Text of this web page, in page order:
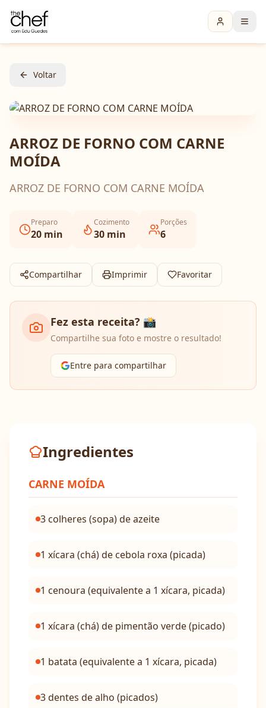
Voltar
ARROZ DE FORNO COM CARNE
MOÍDA
ARROZ DE FORNO COM CARNE MOÍDA
Preparo
20 min
Cozimento
30 min
Porções
6
Compartilhar Imprimir Favoritar
Fez esta receita? 📸
Compartilhe sua foto e mostre o resultado!
Entre para compartilhar
Ingredientes
CARNE MOÍDA
3 colheres (sopa) de azeite
1 xícara (chá) de cebola roxa (picada)
1 cenoura (equivalente a 1 xícara, picada)
1 xícara (chá) de pimentão verde (picado)
1 batata (equivalente a 1 xícara, picada)
3 dentes de alho (picados)